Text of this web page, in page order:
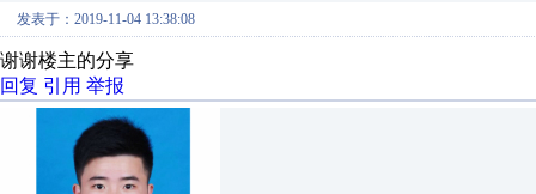
发表于：2019-11-04 13:38:08
谢谢楼主的分享
回复 引用 举报